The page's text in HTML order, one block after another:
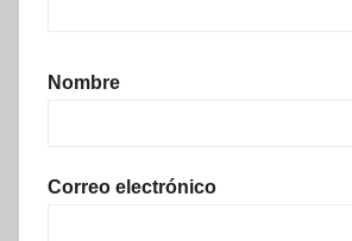
Nombre
Correo electrónico